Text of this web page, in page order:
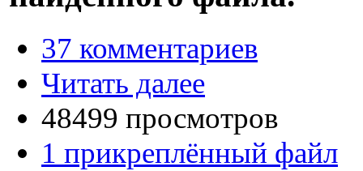
37 комментариев
Читать далее
48499 просмотров
1 прикреплённый файл